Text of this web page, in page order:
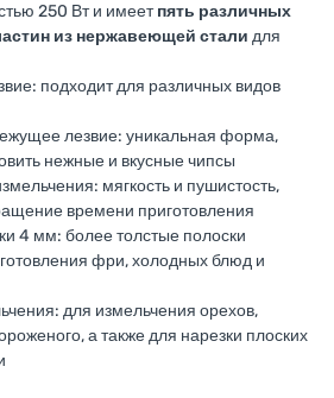
250 Вт и имеетпять различных
из нержавеющей стали для
подходит для различных видов
лезвие: уникальная форма,
нежные и вкусные чипсы
мягкость и пушистость,
времени приготовления
4 мм: более толстые полоски
фри, холодных блюд и
для измельчения орехов,
а также для нарезки плоских